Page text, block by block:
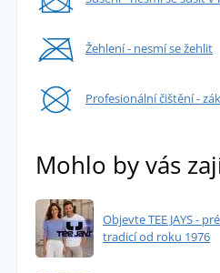
Žehlení - nesmí se žehlit
Profesionální čištění -
Mohlo by vás
Objevte TEE JAYS -
tradicí od roku 1976